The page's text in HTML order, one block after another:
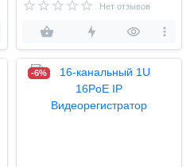
Нет отзывов
-6%